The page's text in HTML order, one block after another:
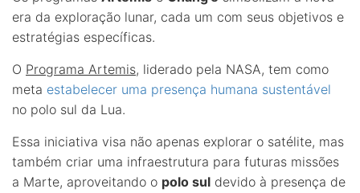
era da exploração lunar, cada um com seus objetivos e
estratégias específicas.
O Programa Artemis, liderado pela NASA, tem como
meta estabelecer uma presença humana sustentável
no polo sul da Lua.
Essa iniciativa visa não apenas explorar o satélite, mas
também criar uma infraestrutura para futuras missões
a Marte, aproveitando o polo sul devido à presença de